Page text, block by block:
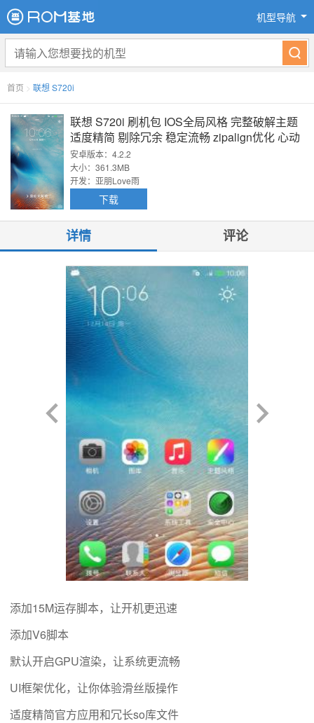
机型导航
首页 > 联想 S720i
联想 S720i 刷机包 IOS全局风格 完整破解主题
适度精简 剔除冗余 稳定流畅 zipalign优化 心动
设置 沉浸式状态栏 适合长期使用
安卓版本：4.2.2
大小：361.3MB
开发：亚朋Love雨
下载
详情 评论
添加15M运存脚本，让开机更迅速
添加V6脚本
默认开启GPU渲染，让系统更流畅
UI框架优化，让你体验滑丝版操作
适度精简官方应用和冗长so库文件